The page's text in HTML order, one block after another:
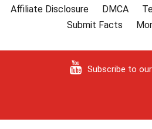
Affiliate Disclosure
DMCA
Submit Facts
Subscribe to